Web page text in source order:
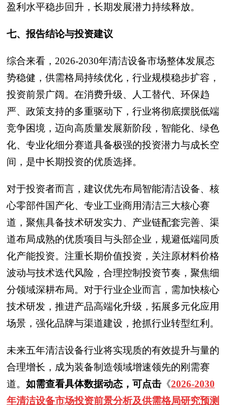
盈利水平稳步回升，长期发展潜力持续释放。
七、报告结论与投资建议
综合来看，2026-2030年清洁设备市场整体发展态
势稳健，供需格局持续优化，行业规模稳步扩容，
投资前景广阔。在消费升级、人工替代、环保趋
严、政策支持的多重驱动下，行业将彻底摆脱低端
竞争困境，迈向高质量发展新阶段，智能化、绿色
化、专业化细分赛道具备极强的投资潜力与成长空
间，是中长期投资的优质选择。
对于投资者而言，建议优先布局智能清洁设备、核
心零部件国产化、专业工业商用清洁三大核心赛
道，聚焦具备技术研发实力、产业链配套完善、渠
道布局成熟的优质项目与头部企业，规避低端同质
化产能投资。注重长期价值投资，关注原材料价格
波动与技术迭代风险，合理控制投资节奏，聚焦细
分领域深耕布局。对于行业企业而言，需加快核心
技术研发，推进产品高端化升级，拓展多元化应用
场景，强化品牌与渠道建设，抢抓行业转型红利。
未来五年清洁设备行业将实现质的有效提升与量的
合理增长，成为装备制造领域增速领先的刚需赛
道。 如需查看具体数据动态，可点击 《2026-2030
年清洁设备市场投资前景分析及供需格局研究预测